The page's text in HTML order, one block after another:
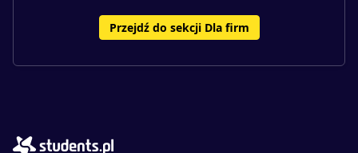
Przejdź do sekcji Dla firm